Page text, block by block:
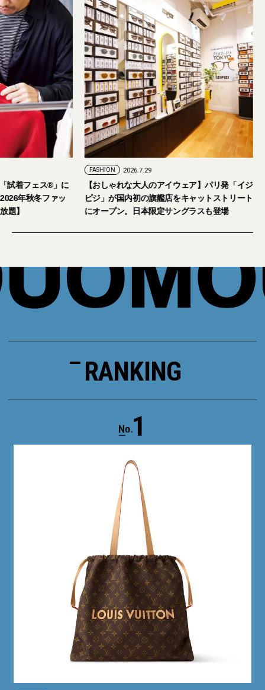
試着フェス®︎」に
年秋冬ファッ
題】
FASHION 2026.7.29
【おしゃれな大人のアイウェア】パリ発「イジ
ピジ」が国内初の旗艦店をキャットストリート
にオープン。日本限定サングラスも登場
RANKING
1